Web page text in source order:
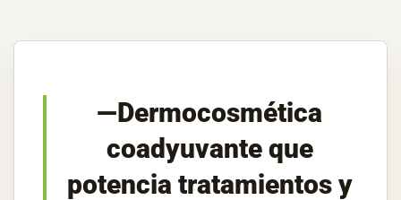
—Dermocosmética
coadyuvante que
potencia tratamientos y